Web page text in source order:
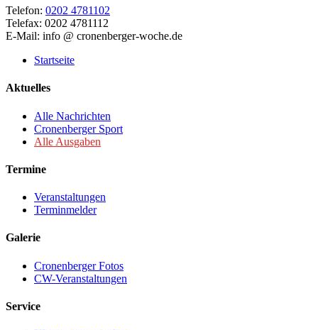
Telefon: 0202 4781102
Telefax: 0202 4781112
E-Mail: info @ cronenberger-woche.de
Startseite
Aktuelles
Alle Nachrichten
Cronenberger Sport
Alle Ausgaben
Termine
Veranstaltungen
Terminmelder
Galerie
Cronenberger Fotos
CW-Veranstaltungen
Service